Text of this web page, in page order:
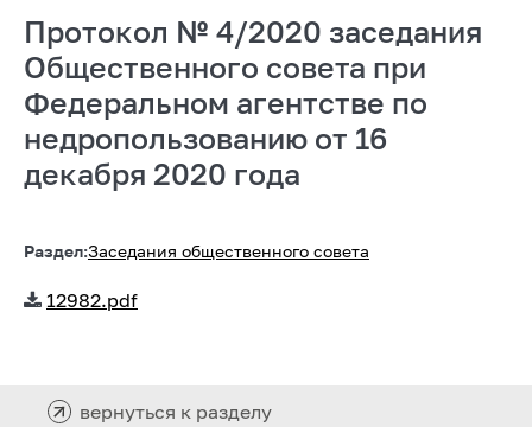
Протокол № 4/2020 заседания
Общественного совета при
Федеральном агентстве по
недропользованию от 16
декабря 2020 года
Раздел:Заседания общественного совета
12982.pdf
вернуться к разделу